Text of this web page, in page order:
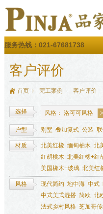
服务热线：021-67681738
客户评价
首页 完工案例 客户评价
选择 风格： 洛可可风格
户型 别墅 叠加复式 公装
材质 北美红橡 缅甸柚木 北
红胡桃木 北美红橡+红
美国橡木+玻璃 北美红
风格 现代简约 地中海 中式
中式美式混搭 简欧 北
法式乡村风格 芝加哥